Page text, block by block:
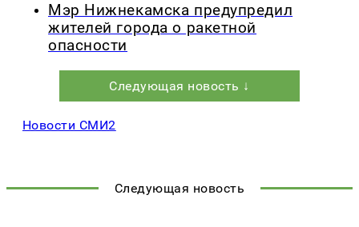
Мэр Нижнекамска предупредил
жителей города о ракетной
опасности
Следующая новость ↓
Новости СМИ2
Следующая новость